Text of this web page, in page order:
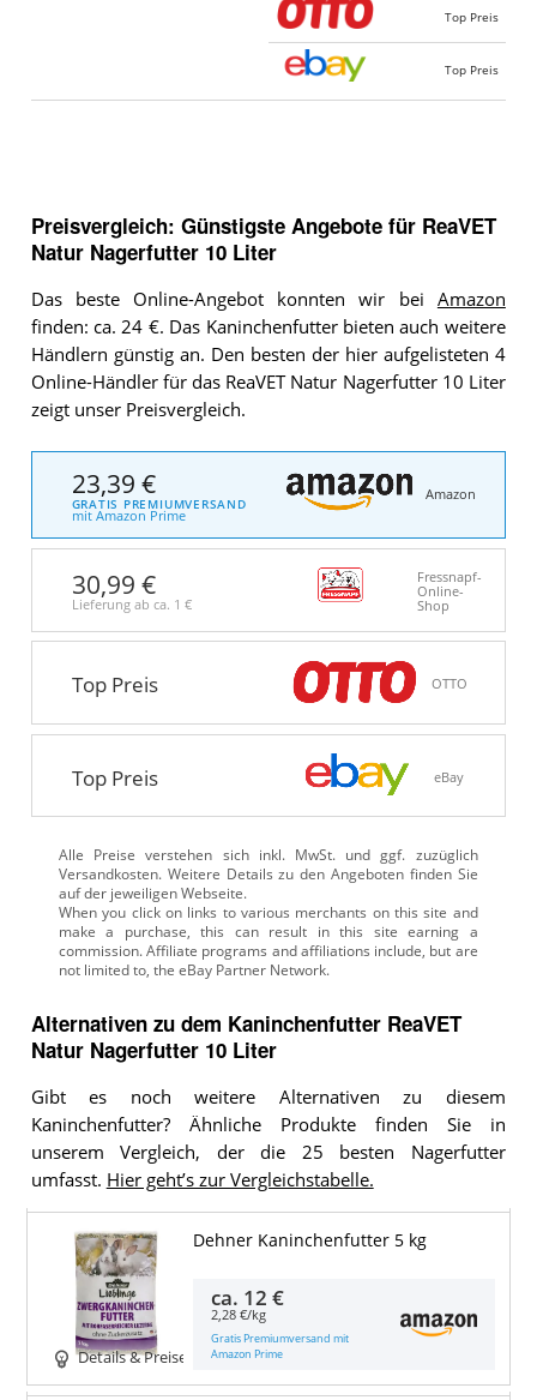
Top Preis
Top Preis
Preisvergleich: Günstigste Angebote für ReaVET
Natur Nagerfutter 10 Liter
Das beste Online-Angebot konnten wir bei Amazon
finden: ca. 24 €. Das Kaninchenfutter bieten auch weitere
Händlern günstig an. Den besten der hier aufgelisteten 4
Online-Händler für das ReaVET Natur Nagerfutter 10 Liter
zeigt unser Preisvergleich.
23,39 €
GRATIS PREMIUMVERSAND
mit Amazon Prime
Amazon
30,99 €
Lieferung ab ca. 1 €
Fressnapf-
Online-
Shop
Top Preis OTTO
Top Preis eBay
Alle Preise verstehen sich inkl. MwSt. und ggf. zuzüglich
Versandkosten. Weitere Details zu den Angeboten finden Sie
auf der jeweiligen Webseite.
Alternativen zu dem Kaninchenfutter ReaVET
Natur Nagerfutter 10 Liter
Gibt es noch weitere Alternativen zu diesem
Kaninchenfutter? Ähnliche Produkte finden Sie in
unserem Vergleich, der die 25 besten Nagerfutter
umfasst. Hier geht’s zur Vergleichstabelle.
Details & Preise
Dehner Kaninchenfutter 5 kg
ca. 12 €
2,28 €/kg
Gratis Premiumversand mit
Amazon Prime